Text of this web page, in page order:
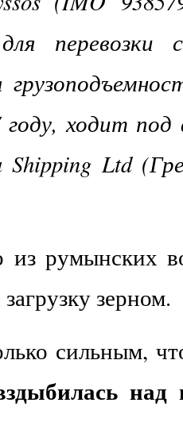
перевозки
году, ходит
Ltd
из румынских
зерном.
сильным,
над